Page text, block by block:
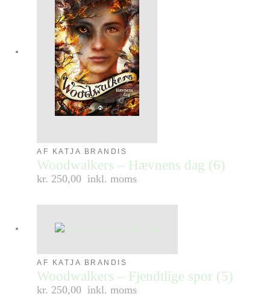
AF KATJA BRANDIS
Woodwalkers – Hævnens dag (6)
kr. 250,00 inkl. moms
AF KATJA BRANDIS
Woodwalkers – Fjendtlige spor (5)
kr. 250,00 inkl. moms